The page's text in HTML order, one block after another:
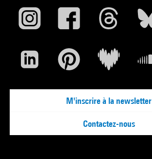
M'inscrire à la newsletter
Contactez-nous